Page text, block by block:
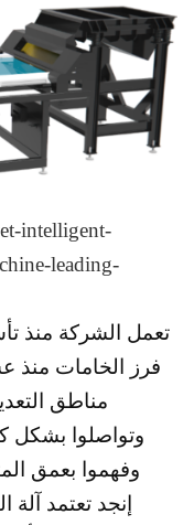
intelligent-
leading-
فرز الخامات منذ
مناطق
وتواصلوا بشكل
وفهموا بعمق
إنجد تعتمد آلة